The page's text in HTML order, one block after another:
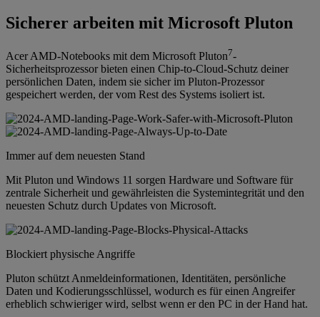
Sicherer arbeiten mit Microsoft Pluton
Acer AMD-Notebooks mit dem Microsoft Pluton7-
Sicherheitsprozessor bieten einen Chip-to-Cloud-Schutz deiner
persönlichen Daten, indem sie sicher im Pluton-Prozessor
gespeichert werden, der vom Rest des Systems isoliert ist.
Immer auf dem neuesten Stand
Mit Pluton und Windows 11 sorgen Hardware und Software für
zentrale Sicherheit und gewährleisten die Systemintegrität und den
neuesten Schutz durch Updates von Microsoft.
Blockiert physische Angriffe
Pluton schützt Anmeldeinformationen, Identitäten, persönliche
Daten und Kodierungsschlüssel, wodurch es für einen Angreifer
erheblich schwieriger wird, selbst wenn er den PC in der Hand hat.